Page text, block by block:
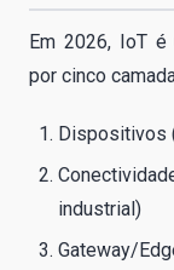
Em 2026, IoT
por cinco
Dispositivos
industrial)
Gateway/